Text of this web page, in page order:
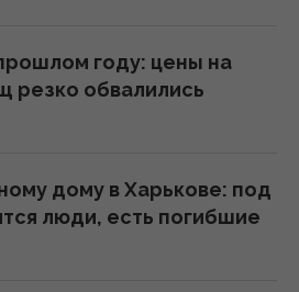
выехавших из-за
домой: объяснение
больше генераторов:
как подготовиться
году: цены на
резко обвалились
дому в Харькове: под
люди, есть погибшие